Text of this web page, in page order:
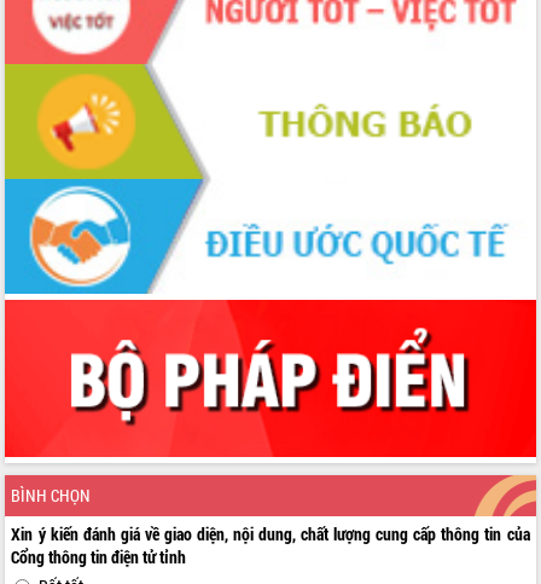
BÌNH CHỌN
Xin ý kiến đánh giá về giao diện, nội dung, chất lượng cung cấp thông tin của
Cổng thông tin điện tử tỉnh